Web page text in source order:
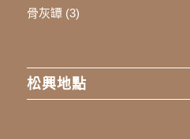
骨灰罈(3)
松興地點